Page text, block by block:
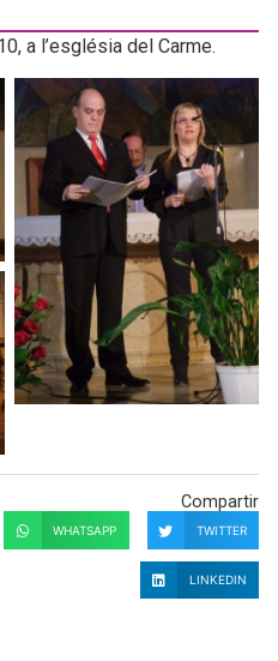
a l’església del Carme.
Compartir
WHATSAPP TWITTER
LINKEDIN